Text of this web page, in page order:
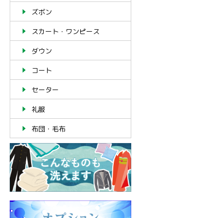
ズボン
スカート・ワンピース
ダウン
コート
セーター
礼服
布団・毛布